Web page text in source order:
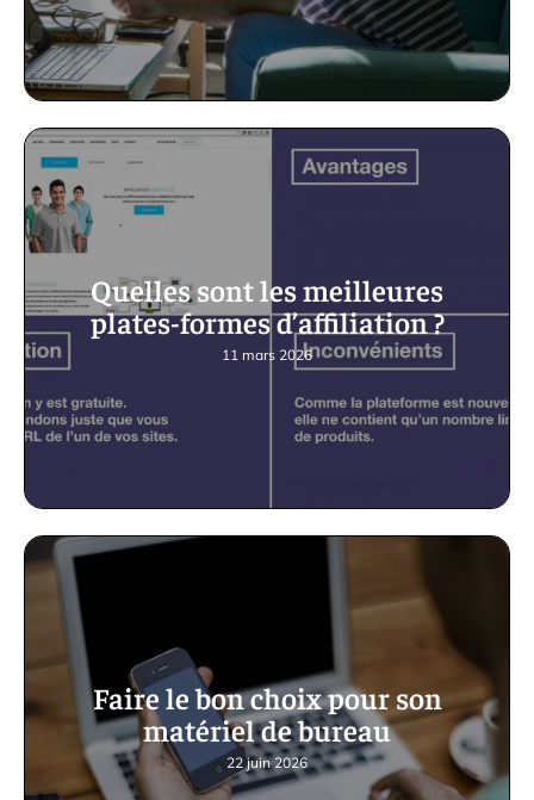
Quelles sont les meilleures
plates-formes d’affiliation ?
11 mars 2026
Faire le bon choix pour son
matériel de bureau
22 juin 2026